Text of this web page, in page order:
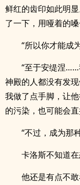
鲜红的齿印如此明
了一下，用哑着的
“所以你才能成
“至于安缇涅
神殿的人都没有发
我做了点手脚，让
的污染，也可能会
“不过，成为那
卡洛斯不知道
他还是有点不